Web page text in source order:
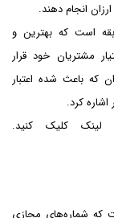
انجام دهند.
است که بهترین و
مشتریان خود قرار
که باعث شده اعتبار
کرد.
لینک کلیک کنید.
که شماره‌های مجازی